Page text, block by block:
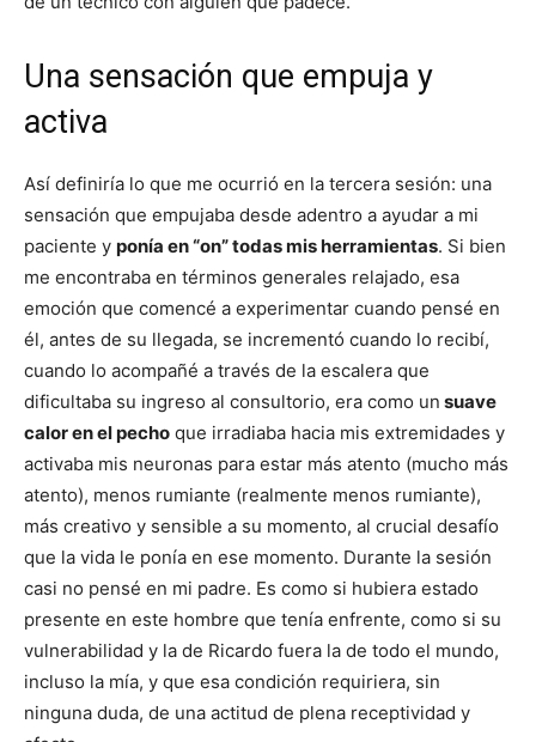
Una sensación que empuja y
activa
Así definiría lo que me ocurrió en la tercera sesión: una
sensación que empujaba desde adentro a ayudar a mi
paciente y ponía en “on” todas mis herramientas. Si bien
me encontraba en términos generales relajado, esa
emoción que comencé a experimentar cuando pensé en
él, antes de su llegada, se incrementó cuando lo recibí,
cuando lo acompañé a través de la escalera que
dificultaba su ingreso al consultorio, era como un suave
calor en el pecho que irradiaba hacia mis extremidades y
activaba mis neuronas para estar más atento (mucho más
atento), menos rumiante (realmente menos rumiante),
más creativo y sensible a su momento, al crucial desafío
que la vida le ponía en ese momento. Durante la sesión
casi no pensé en mi padre. Es como si hubiera estado
presente en este hombre que tenía enfrente, como si su
vulnerabilidad y la de Ricardo fuera la de todo el mundo,
incluso la mía, y que esa condición requiriera, sin
ninguna duda, de una actitud de plena receptividad y